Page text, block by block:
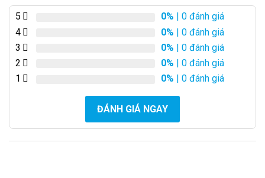
5 0% | 0 đánh giá
4
0% | 0 đánh giá
3
0% | 0 đánh giá
2
0% | 0 đánh giá
1
0% | 0 đánh giá
ĐÁNH GIÁ NGAY